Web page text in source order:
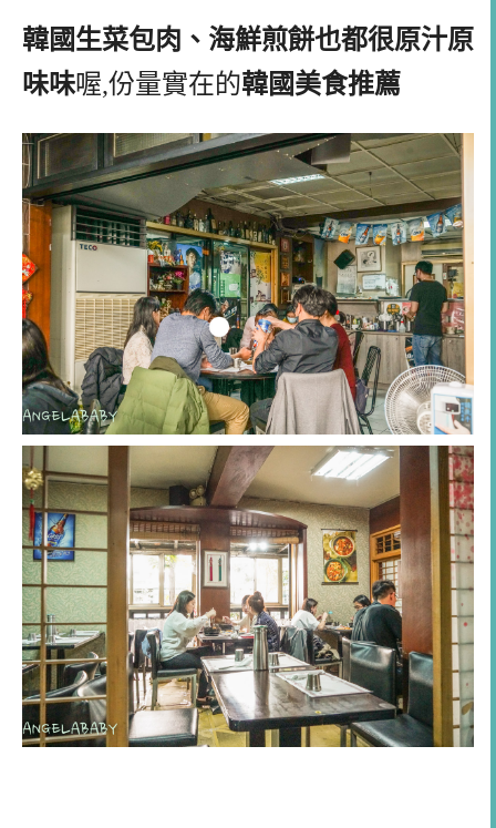
韓國生菜包肉、海鮮煎餅也都很原汁原
味味喔,份量實在的韓國美食推薦